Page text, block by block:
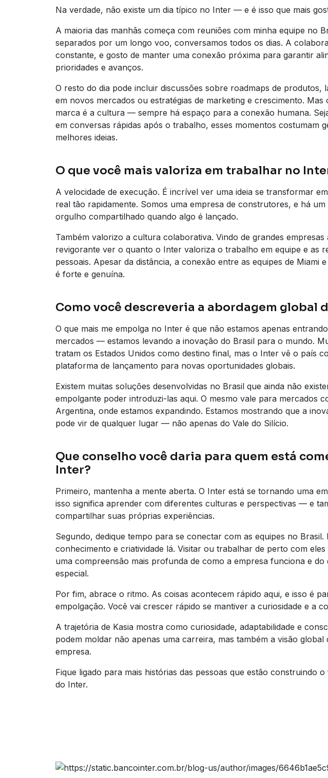
Na verdade, não existe um dia típico no Inter — e é isso que mais
A maioria das manhãs começa com reuniões com minha equipe no
separados por um longo voo, conversamos todos os dias. A
constante, e gosto de manter uma conexão próxima para garantir
prioridades e avanços.
O resto do dia pode incluir discussões sobre roadmaps de produtos,
em novos mercados ou estratégias de marketing e crescimento. Mas
marca é a cultura — sempre há espaço para a conexão humana.
em conversas rápidas após o trabalho, esses momentos costumam
melhores ideias.
O que você mais valoriza em trabalhar no
A velocidade de execução. É incrível ver uma ideia se transformar
real tão rapidamente. Somos uma empresa de construtores, e há
orgulho compartilhado quando algo é lançado.
Também valorizo a cultura colaborativa. Vindo de grandes empresas
revigorante ver o quanto o Inter valoriza o trabalho em equipe e as
pessoais. Apesar da distância, a conexão entre as equipes de Miami
é forte e genuína.
Como você descreveria a abordagem global
O que mais me empolga no Inter é que não estamos apenas
mercados — estamos levando a inovação do Brasil para o mundo.
tratam os Estados Unidos como destino final, mas o Inter vê o país
plataforma de lançamento para novas oportunidades globais.
Existem muitas soluções desenvolvidas no Brasil que ainda não
empolgante poder introduzi-las aqui. O mesmo vale para mercados
Argentina, onde estamos expandindo. Estamos mostrando que a
pode vir de qualquer lugar — não apenas do Vale do Silício.
Que conselho você daria para quem está
Inter?
Primeiro, mantenha a mente aberta. O Inter está se tornando uma
isso significa aprender com diferentes culturas e perspectivas — e
compartilhar suas próprias experiências.
Segundo, dedique tempo para se conectar com as equipes no Brasil.
conhecimento e criatividade lá. Visitar ou trabalhar de perto com
uma compreensão mais profunda de como a empresa funciona e do
especial.
Por fim, abrace o ritmo. As coisas acontecem rápido aqui, e isso é
empolgação. Você vai crescer rápido se mantiver a curiosidade e a
A trajetória de Kasia mostra como curiosidade, adaptabilidade e
podem moldar não apenas uma carreira, mas também a visão global
empresa.
Fique ligado para mais histórias das pessoas que estão construindo
do Inter.